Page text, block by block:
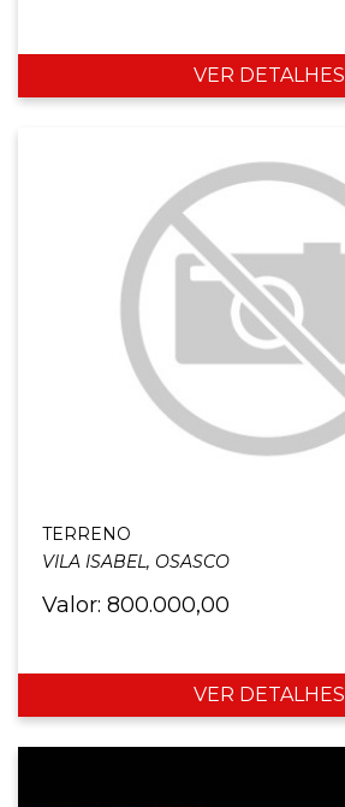
VER DETALHES
TERRENO
VILA ISABEL, OSASCO
Valor: 800.000,00
VER DETALHES